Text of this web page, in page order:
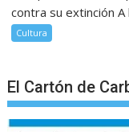
contra su extinción A
Cultura
El Cartón de